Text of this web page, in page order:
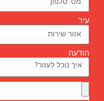
עיר
הודעה